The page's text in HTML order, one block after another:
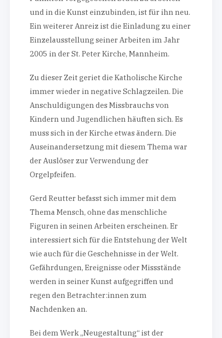
und in die Kunst einzubinden, ist für ihn neu.
Ein weiterer Anreiz ist die Einladung zu einer
Einzelausstellung seiner Arbeiten im Jahr
2005 in der St. Peter Kirche, Mannheim.
Zu dieser Zeit geriet die Katholische Kirche
immer wieder in negative Schlagzeilen. Die
Anschuldigungen des Missbrauchs von
Kindern und Jugendlichen häuften sich. Es
muss sich in der Kirche etwas ändern. Die
Auseinandersetzung mit diesem Thema war
der Auslöser zur Verwendung der
Orgelpfeifen.
Gerd Reutter befasst sich immer mit dem
Thema Mensch, ohne das menschliche
Figuren in seinen Arbeiten erscheinen. Er
interessiert sich für die Entstehung der Welt
wie auch für die Geschehnisse in der Welt.
Gefährdungen, Ereignisse oder Missstände
werden in seiner Kunst aufgegriffen und
regen den Betrachter:innen zum
Nachdenken an.
Bei dem Werk „Neugestaltung“ ist der